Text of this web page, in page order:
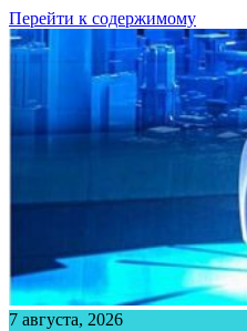
Перейти к содержимому
7 августа, 2026